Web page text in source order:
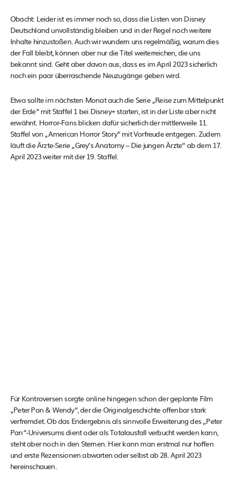
Obacht: Leider ist es immer noch so, dass die Listen von Disney
Deutschland unvollständig bleiben und in der Regel noch weitere
Inhalte hinzustoßen. Auch wir wundern uns regelmäßig, warum dies
der Fall bleibt, können aber nur die Titel weiterreichen, die uns
bekannt sind. Geht aber davon aus, dass es im April 2023 sicherlich
noch ein paar überraschende Neuzugänge geben wird.
Etwa sollte im nächsten Monat auch die Serie „Reise zum Mittelpunkt
der Erde“ mit Staffel 1 bei Disney+ starten, ist in der Liste aber nicht
erwähnt. Horror-Fans blicken dafür sicherlich der mittlerweile 11.
Staffel von „American Horror Story“ mit Vorfreude entgegen. Zudem
läuft die Ärzte-Serie „Grey’s Anatomy – Die jungen Ärzte“ ab dem 17.
April 2023 weiter mit der 19. Staffel.
Für Kontroversen sorgte online hingegen schon der geplante Film
„Peter Pan & Wendy“, der die Originalgeschichte offenbar stark
verfremdet. Ob das Endergebnis als sinnvolle Erweiterung des „Peter
Pan“-Universums dient oder als Totalausfall verbucht werden kann,
steht aber noch in den Sternen. Hier kann man erstmal nur hoffen
und erste Rezensionen abwarten oder selbst ab 28. April 2023
hereinschauen.